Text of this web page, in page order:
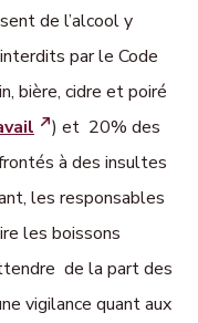
de l’alcool y
par le Code
bière, cidre et poiré
) et 20% des
à des insultes
les responsables
les boissons
de la part des
vigilance quant aux